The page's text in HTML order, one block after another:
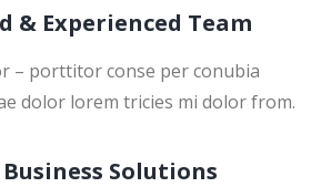
& Experienced Team
– porttitor conse per conubia
dolor lorem tricies mi dolor from.
Solutions